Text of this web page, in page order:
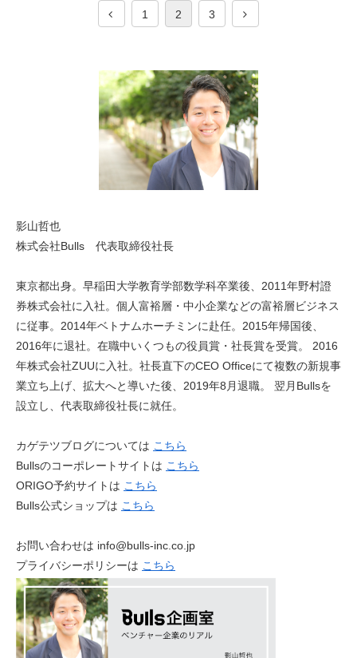
1 2 3
影山哲也
株式会社Bulls 代表取締役社長
東京都出身。早稲田大学教育学部数学科卒業後、2011年野村證
券株式会社に入社。個人富裕層・中小企業などの富裕層ビジネス
に従事。2014年ベトナムホーチミンに赴任。2015年帰国後、
2016年に退社。在職中いくつもの役員賞・社長賞を受賞。 2016
年株式会社ZUUに入社。社長直下のCEO Officeにて複数の新規事
業立ち上げ、拡大へと導いた後、2019年8月退職。 翌月Bullsを
設立し、代表取締役社長に就任。
カゲテツブログについては こちら
Bullsのコーポレートサイトは こちら
ORIGO予約サイトは こちら
Bulls公式ショップは こちら
お問い合わせは info@bulls-inc.co.jp
プライバシーポリシーは こちら